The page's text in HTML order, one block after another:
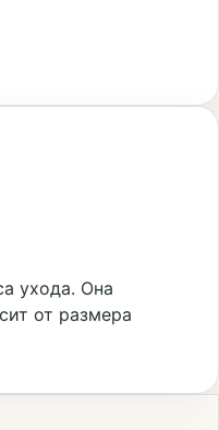
ухода. Она
от размера